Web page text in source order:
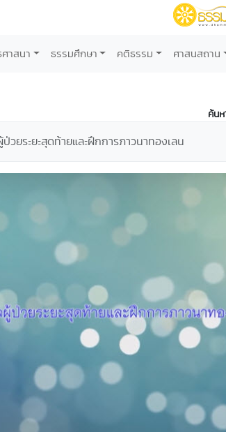
าสนา ธรรมศึกษา คติธรรม ศาสนสถาน
ค้นห
วยระยะสุดท้ายและฝึกการภาวนาทองเลน